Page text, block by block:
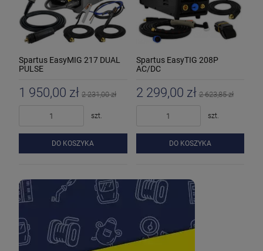
Spartus EasyMIG 217 DUAL
PULSE
1 950,00 zł 2 231,00 zł
szt.
DO KOSZYKA
Spartus EasyTIG 208P
AC/DC
2 299,00 zł 2 623,85 zł
szt.
DO KOSZYKA